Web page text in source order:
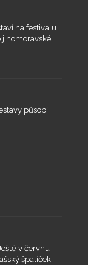
na festivalu
jihomoravské
působí
v červnu
špalíček